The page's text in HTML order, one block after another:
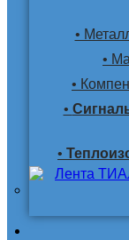
•
•
•
•
•